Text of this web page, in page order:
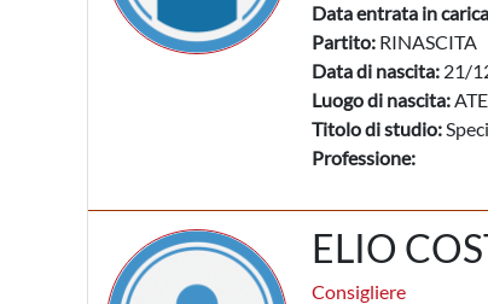
Data entrata in
Partito: RINASCITA
Data di nascita: 21/
Luogo di nascita:
Titolo di studio:
Professione:
ELIO
Consigliere